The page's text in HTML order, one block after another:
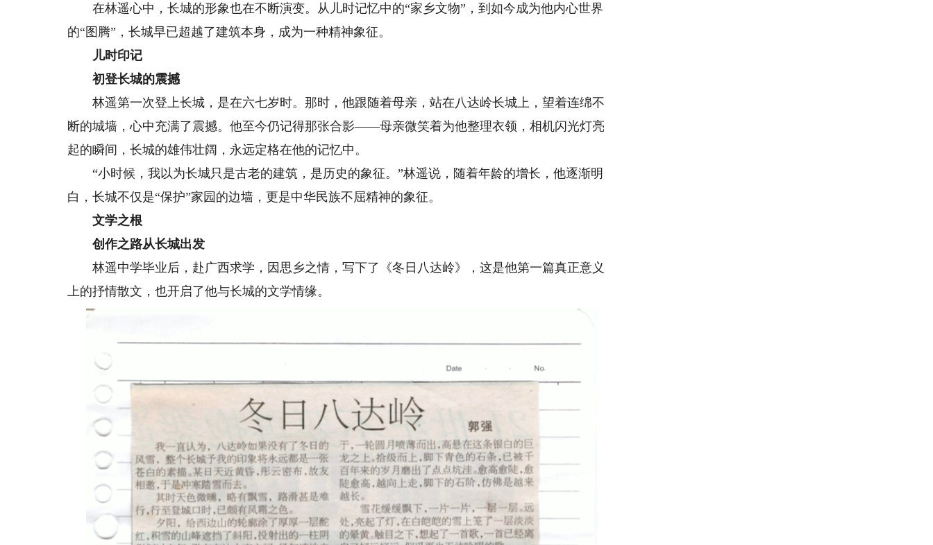
在林遥心中，长城的形象也在不断演变。从儿时记忆中的“家乡文物”，到如今成为他内心世界
的“图腾”，长城早已超越了建筑本身，成为一种精神象征。
儿时印记
初登长城的震撼
林遥第一次登上长城，是在六七岁时。那时，他跟随着母亲，站在八达岭长城上，望着连绵不
断的城墙，心中充满了震撼。他至今仍记得那张合影——母亲微笑着为他整理衣领，相机闪光灯亮
起的瞬间，长城的雄伟壮阔，永远定格在他的记忆中。
“小时候，我以为长城只是古老的建筑，是历史的象征。”林遥说，随着年龄的增长，他逐渐明
白，长城不仅是“保护”家园的边墙，更是中华民族不屈精神的象征。
文学之根
创作之路从长城出发
林遥中学毕业后，赴广西求学，因思乡之情，写下了《冬日八达岭》，这是他第一篇真正意义
上的抒情散文，也开启了他与长城的文学情缘。